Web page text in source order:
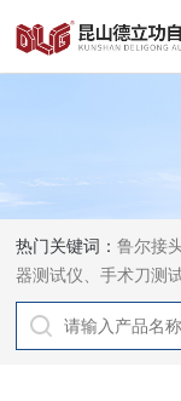
热门关键词：鲁尔接
器测试仪、手术刀测
钳测试仪、导引管导